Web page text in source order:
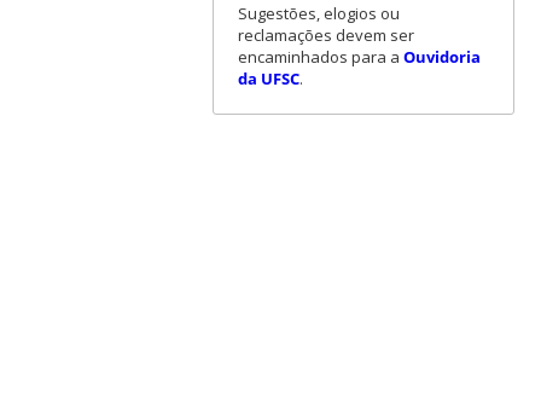
Sugestões, elogios ou
reclamações devem ser
encaminhados para a Ouvidoria
da UFSC.